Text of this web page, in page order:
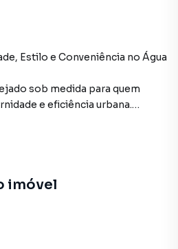
Estilo e Conveniência no Água
sob medida para quem
e eficiência urbana.
de Curitiba, este
perfeita tanto para
imóvel